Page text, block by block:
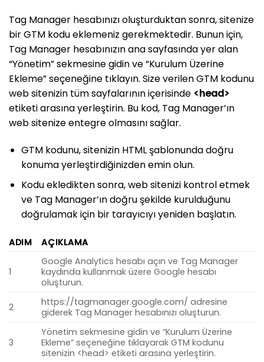
Tag Manager hesabınızı oluşturduktan sonra, sitenize
bir GTM kodu eklemeniz gerekmektedir. Bunun için,
Tag Manager hesabınızın ana sayfasında yer alan
“Yönetim” sekmesine gidin ve “Kurulum Üzerine
Ekleme” seçeneğine tıklayın. Size verilen GTM kodunu
web sitenizin tüm sayfalarının içerisinde <head>
etiketi arasına yerleştirin. Bu kod, Tag Manager’ın
web sitenize entegre olmasını sağlar.
GTM kodunu, sitenizin HTML şablonunda doğru
konuma yerleştirdiğinizden emin olun.
Kodu ekledikten sonra, web sitenizi kontrol etmek
ve Tag Manager’ın doğru şekilde kurulduğunu
doğrulamak için bir tarayıcıyı yeniden başlatın.
ADIM AÇIKLAMA
1
Google Analytics hesabı açın ve Tag Manager
kaydında kullanmak üzere Google hesabı
oluşturun.
2
https://tagmanager.google.com/ adresine
giderek Tag Manager hesabınızı oluşturun.
3
Yönetim sekmesine gidin ve “Kurulum Üzerine
Ekleme” seçeneğine tıklayarak GTM kodunu
sitenizin <head> etiketi arasına yerleştirin.